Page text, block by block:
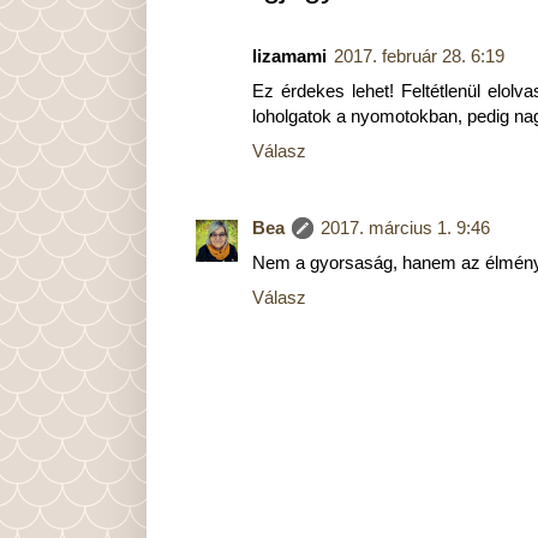
lizamami 2017. február 28. 6:19
Ez érdekes lehet! Feltétlenül
loholgatok a nyomotokban, pedig
Válasz
Bea
2017. március 1. 9:46
Nem a gyorsaság, hanem az
Válasz